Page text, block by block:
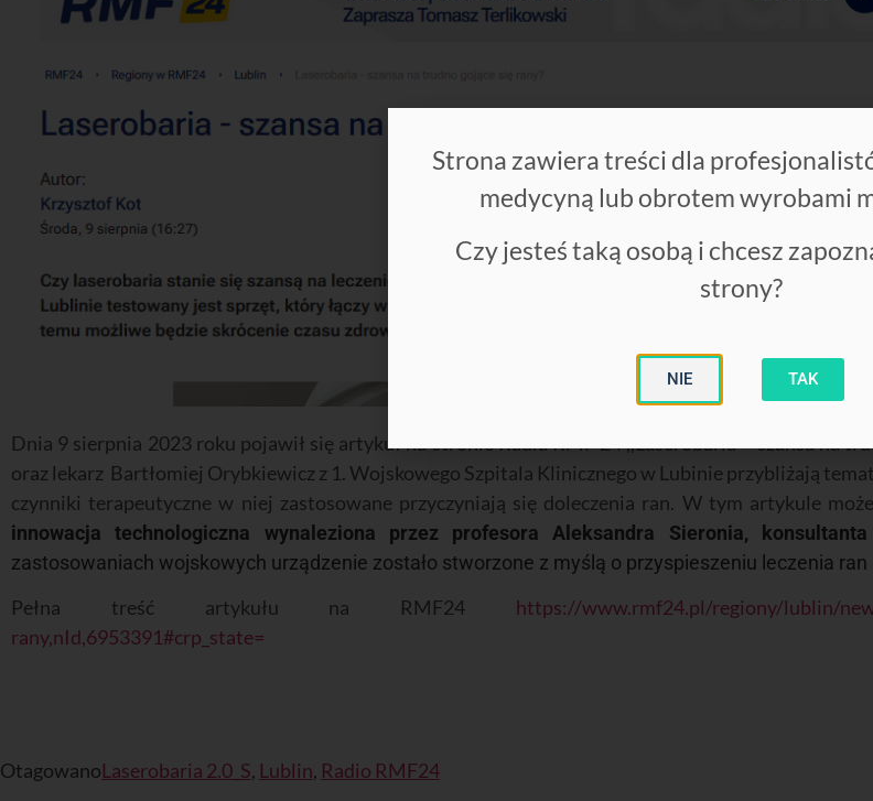
Dnia 9 sierpnia 2023 roku pojawił się artykuł na stronie Radia RMF 24 ,,Laserobaria – szansa na
oraz lekarz Bartłomiej Orybkiewicz z 1. Wojskowego Szpitala Klinicznego w Lubinie przybliżają
czynniki terapeutyczne w niej zastosowane przyczyniają się doleczenia ran. W tym artykule
innowacja technologiczna wynaleziona przez profesora Aleksandra Sieronia,
zastosowaniach wojskowych urządzenie zostało stworzone z myślą o przyspieszeniu leczenia ran
Pełna treść artykułu na RMF24 https://www.rmf24.pl/regiony/lublin/
rany,nId,6953391#crp_state=
OtagowanoLaserobaria 2.0_S, Lublin, Radio RMF24
Strona zawiera treści dla
medycyną lub obrotem wyrobami
Czy jesteś taką osobą i chcesz
strony?
NIE TAK